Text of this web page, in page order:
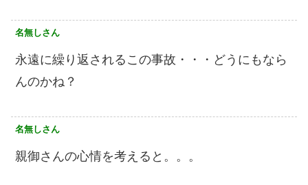
名無しさん
永遠に繰り返されるこの事故・・・どうにもなら
んのかね？
名無しさん
親御さんの心情を考えると。。。